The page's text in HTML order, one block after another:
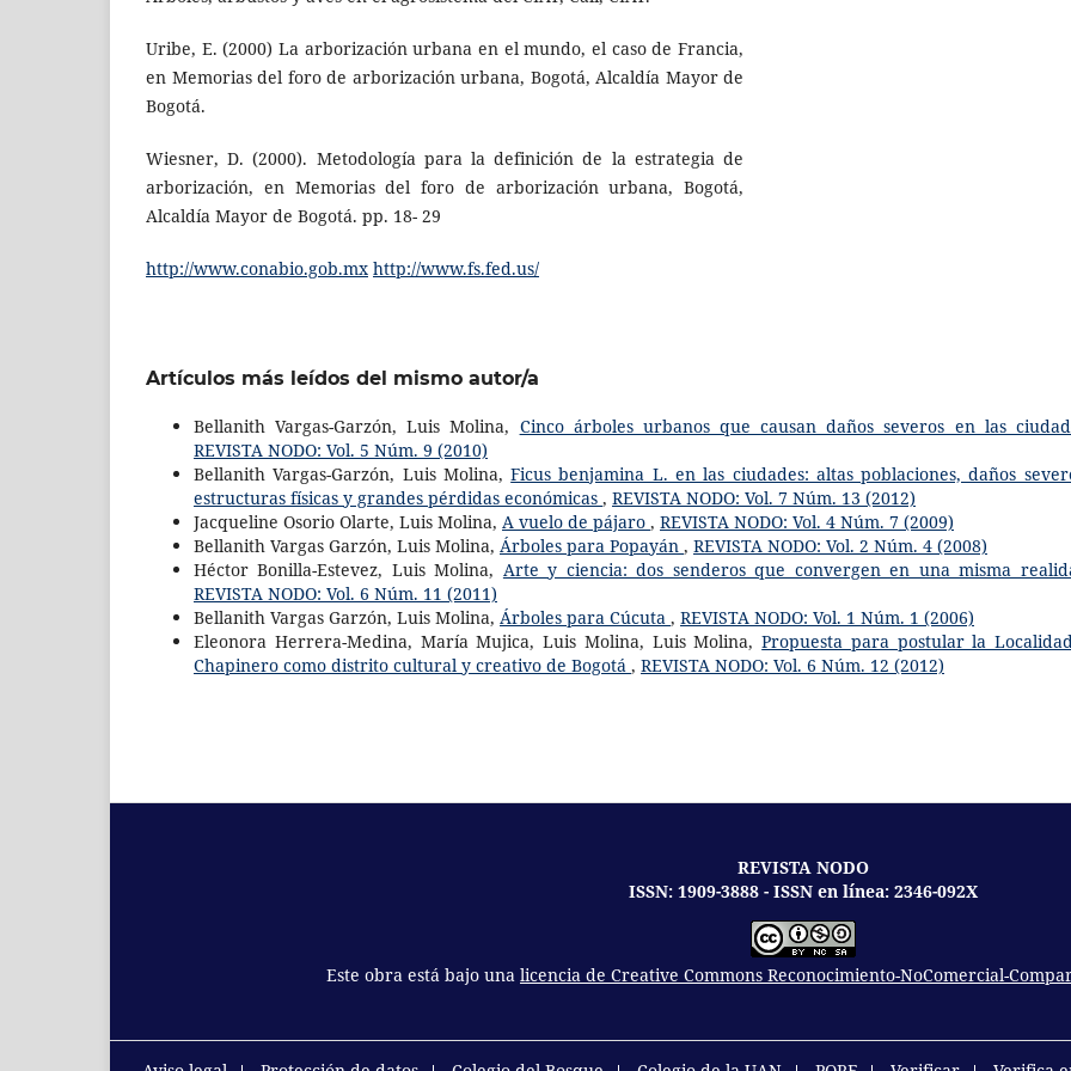
Uribe, E. (2000) La arborización urbana en el mundo, el caso de Francia,
en Memorias del foro de arborización urbana, Bogotá, Alcaldía Mayor de
Bogotá.
Wiesner, D. (2000). Metodología para la definición de la estrategia de
arborización, en Memorias del foro de arborización urbana, Bogotá,
Alcaldía Mayor de Bogotá. pp. 18- 29
http://www.conabio.gob.mx http://www.fs.fed.us/
Artículos más leídos del mismo autor/a
Bellanith Vargas-Garzón, Luis Molina, Cinco árboles urbanos que causan daños severos en las
REVISTA NODO: Vol. 5 Núm. 9 (2010)
Bellanith Vargas-Garzón, Luis Molina,Ficus benjamina L. en las ciudades: altas poblaciones, daños
estructuras físicas y grandes pérdidas económicas , REVISTA NODO: Vol. 7 Núm. 13 (2012)
Jacqueline Osorio Olarte, Luis Molina, A vuelo de pájaro , REVISTA NODO: Vol. 4 Núm. 7 (2009)
Bellanith Vargas Garzón, Luis Molina, Árboles para Popayán , REVISTA NODO: Vol. 2 Núm. 4 (2008)
Héctor Bonilla-Estevez, Luis Molina, Arte y ciencia: dos senderos que convergen en una misma
REVISTA NODO: Vol. 6 Núm. 11 (2011)
Bellanith Vargas Garzón, Luis Molina, Árboles para Cúcuta , REVISTA NODO: Vol. 1 Núm. 1 (2006)
Eleonora Herrera-Medina, María Mujica, Luis Molina, Luis Molina,Propuesta para postular la
Chapinero como distrito cultural y creativo de Bogotá , REVISTA NODO: Vol. 6 Núm. 12 (2012)
REVISTA NODO
ISSN: 1909-3888 - ISSN en línea: 2346-092X
Este obra está bajo una licencia de Creative Commons Reconocimiento-NoComercial-